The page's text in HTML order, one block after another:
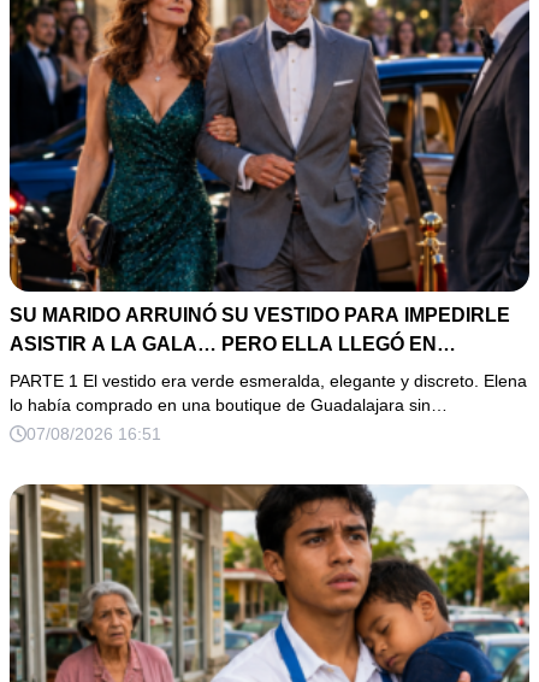
SU MARIDO ARRUINÓ SU VESTIDO PARA IMPEDIRLE
ASISTIR A LA GALA… PERO ELLA LLEGÓ EN
LIMUSINA COMO INVITADA DE HONOR DEL DUEÑO DE
LA EMPRESA
PARTE 1 El vestido era verde esmeralda, elegante y discreto. Elena
lo había comprado en una boutique de Guadalajara sin…
07/08/2026 16:51